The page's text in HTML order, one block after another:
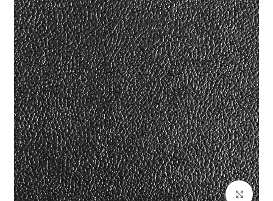
برای بزرگنمایی کلیک کنید